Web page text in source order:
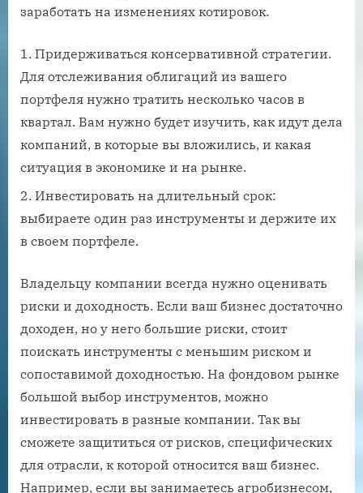
заработать на изменениях котировок.
Придерживаться консервативной стратегии.
Для отслеживания облигаций из вашего
портфеля нужно тратить несколько часов в
квартал. Вам нужно будет изучить, как идут дела
компаний, в которые вы вложились, и какая
ситуация в экономике и на рынке.
Инвестировать на длительный срок:
выбираете один раз инструменты и держите их
в своем портфеле.
Владельцу компании всегда нужно оценивать
риски и доходность. Если ваш бизнес достаточно
доходен, но у него большие риски, стоит
поискать инструменты с меньшим риском и
сопоставимой доходностью. На фондовом рынке
большой выбор инструментов, можно
инвестировать в разные компании. Так вы
сможете защититься от рисков, специфических
для отрасли, к которой относится ваш бизнес.
Например, если вы занимаетесь агробизнесом,